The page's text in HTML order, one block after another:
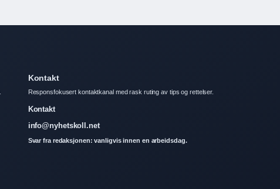
Kontakt
Responsfokusert kontaktkanal med rask ruting av tips og rettelser.
Kontakt
info@nyhetskoll.net
Svar fra redaksjonen: vanligvis innen en arbeidsdag.